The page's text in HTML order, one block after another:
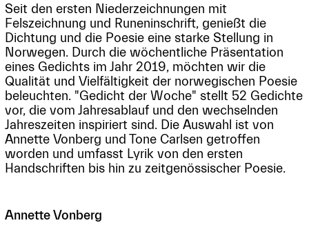
Seit den ersten Niederzeichnungen mit
Felszeichnung und Runeninschrift, genießt die
Dichtung und die Poesie eine starke Stellung in
Norwegen. Durch die wöchentliche Präsentation
eines Gedichts im Jahr 2019, möchten wir die
Qualität und Vielfältigkeit der norwegischen Poesie
beleuchten. "Gedicht der Woche" stellt 52 Gedichte
vor, die vom Jahresablauf und den wechselnden
Jahreszeiten inspiriert sind. Die Auswahl ist von
Annette Vonberg und Tone Carlsen getroffen
worden und umfasst Lyrik von den ersten
Handschriften bis hin zu zeitgenössischer Poesie.
Annette Vonberg